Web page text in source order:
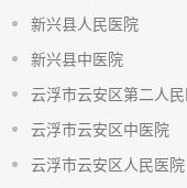
新兴县人民医院
新兴县中医院
云浮市云安区第二人
云浮市云安区中医院
云浮市云安区人民医院